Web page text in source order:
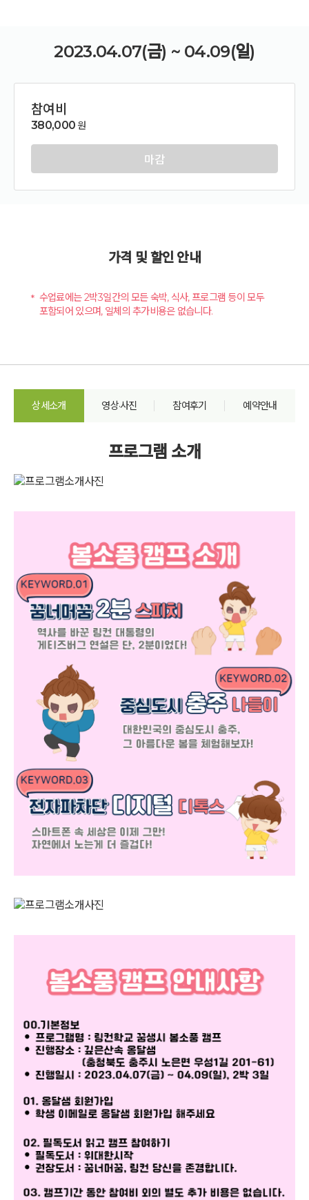
2023.04.07(금) ~ 04.09(일)
참여비
380,000 원
마감
가격 및 할인 안내
수업료에는 2박3일간의 모든 숙박, 식사, 프로그램 등이 모두
포함되어 있으며, 일체의 추가비용은 없습니다.
상세소개 영상·사진 참여후기 예약안내
프로그램 소개